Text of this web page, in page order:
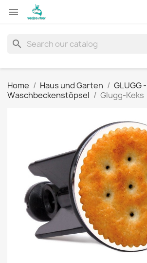

search
Home Haus und Garten
GLUGG -
Waschbeckenstöpsel
Glugg-Keks